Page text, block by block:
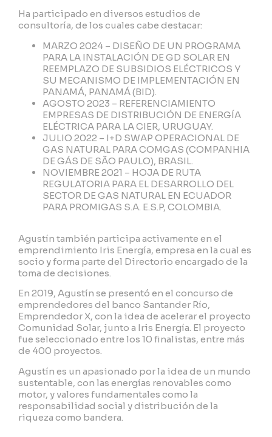
Ha participado en diversos estudios de
consultoría, de los cuales cabe destacar:
MARZO 2024 – DISEÑO DE UN PROGRAMA
PARA LA INSTALACIÓN DE GD SOLAR EN
REEMPLAZO DE SUBSIDIOS ELÉCTRICOS Y
SU MECANISMO DE IMPLEMENTACIÓN EN
PANAMÁ, PANAMÁ (BID).
AGOSTO 2023 – REFERENCIAMIENTO
EMPRESAS DE DISTRIBUCIÓN DE ENERGÍA
ELÉCTRICA PARA LA CIER, URUGUAY.
JULIO 2022 – I+D SWAP OPERACIONAL DE
GAS NATURAL PARA COMGAS (COMPANHIA
DE GÁS DE SÃO PAULO), BRASIL.
NOVIEMBRE 2021 – HOJA DE RUTA
REGULATORIA PARA EL DESARROLLO DEL
SECTOR DE GAS NATURAL EN ECUADOR
PARA PROMIGAS S.A. E.S.P, COLOMBIA.
Agustín también participa activamente en el
emprendimiento Iris Energía, empresa en la cual es
socio y forma parte del Directorio encargado de la
toma de decisiones.
En 2019, Agustín se presentó en el concurso de
emprendedores del banco Santander Río,
Emprendedor X, con la idea de acelerar el proyecto
Comunidad Solar, junto a Iris Energía. El proyecto
fue seleccionado entre los 10 finalistas, entre más
de 400 proyectos.
Agustín es un apasionado por la idea de un mundo
sustentable, con las energías renovables como
motor, y valores fundamentales como la
responsabilidad social y distribución de la
riqueza como bandera.